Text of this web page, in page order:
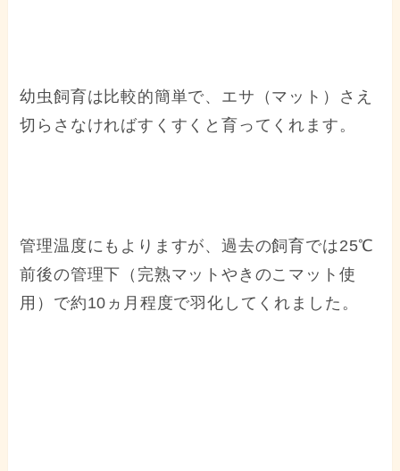
幼虫飼育は比較的簡単で、エサ（マット）さえ
切らさなければすくすくと育ってくれます。
管理温度にもよりますが、過去の飼育では25℃
前後の管理下（完熟マットやきのこマット使
用）で約10ヵ月程度で羽化してくれました。